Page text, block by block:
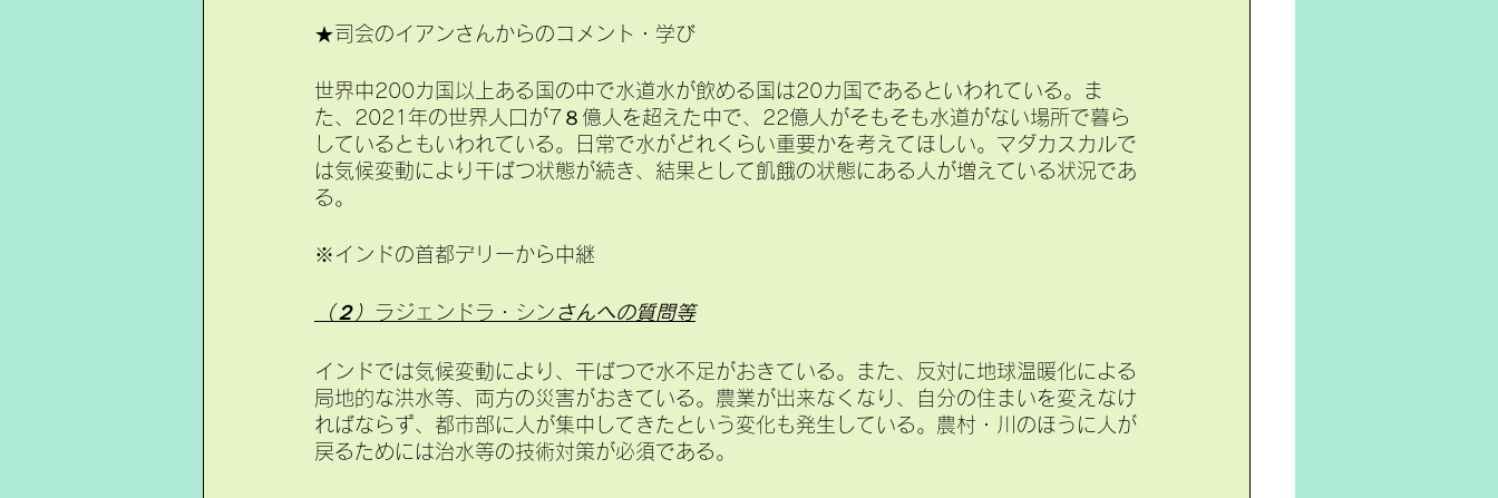
★司会のイアンさんからのコメント・学び
世界中200カ国以上ある国の中で水道水が飲める国は20カ国であるといわれている。ま
た、2021年の世界人口が7８億人を超えた中で、22億人がそもそも水道がない場所で暮ら
しているともいわれている。日常で水がどれくらい重要かを考えてほしい。マダカスカルで
は気候変動により干ばつ状態が続き、結果として飢餓の状態にある人が増えている状況であ
る。
※インドの首都デリーから中継
（２） ラジェンドラ・シン さんへの質問等
インドでは気候変動により、干ばつで水不足がおきている。また、反対に地球温暖化による
局地的な洪水等、両方の災害がおきている。農業が出来なくなり、自分の住まいを変えなけ
ればならず、都市部に人が集中してきたという変化も発生している。農村・川のほうに人が
戻るためには治水等の技術対策が必須である。